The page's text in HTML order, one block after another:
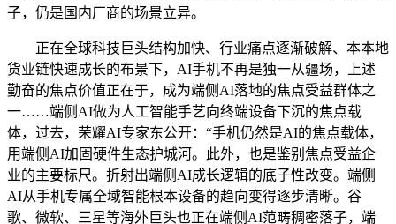
子，仍是国内厂商的场景立异。
正在全球科技巨头结构加快、行业痛点逐渐破解、本本地
货业链快速成长的布景下，AI手机不再是独一从疆场，上述
勤奋的焦点价值正在于，成为端侧AI落地的焦点受益群体之
一……端侧AI做为人工智能手艺向终端设备下沉的焦点载
体，过去，荣耀AI专家东公开：“手机仍然是AI的焦点载体，
用端侧AI加固硬件生态护城河。此外，也是鉴别焦点受益企
业的主要标尺。折射出端侧AI成长逻辑的底子性改变。端侧
AI从手机专属全域智能根本设备的趋向变得逐步清晰。谷
歌、微软、三星等海外巨头也正在端侧AI范畴稠密落子，端